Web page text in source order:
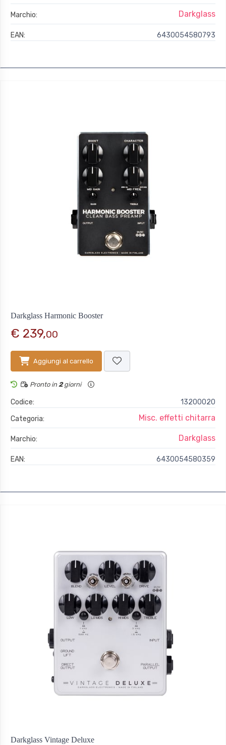
Marchio: Darkglass
EAN: 6430054580793
Darkglass Harmonic Booster
€ 239,00
Aggiungi al carrello
Pronto in 2giorni
Codice:
13200020
Categoria:
Misc. effetti chitarra
Marchio: Darkglass
EAN: 6430054580359
Darkglass Vintage Deluxe